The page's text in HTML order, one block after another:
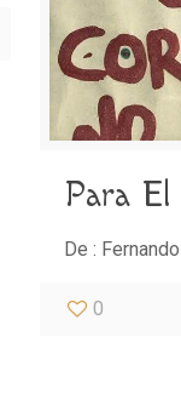
Para
De :
0